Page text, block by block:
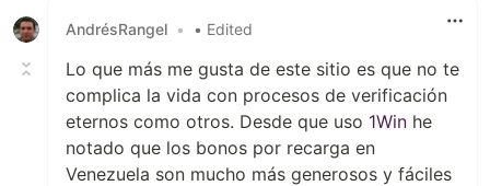
AndrésRangel • • Edited
Lo que más me gusta de este sitio es que no te
complica la vida con procesos de verificación
eternos como otros. Desde que uso 1Win he
notado que los bonos por recarga en
Venezuela son mucho más generosos y fáciles